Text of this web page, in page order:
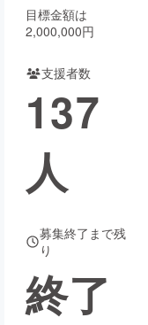
コミュニティ
目標金額は
2,000,000円
支援者数
137
人
募集終了まで残
り
終了